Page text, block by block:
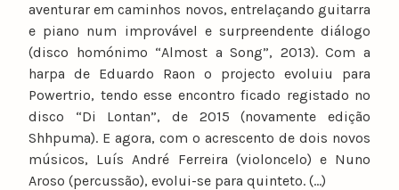
aventurar em caminhos novos, entrelaçando guitarra
e piano num improvável e surpreendente diálogo
(disco homónimo “Almost a Song”, 2013). Com a
harpa de Eduardo Raon o projecto evoluiu para
Powertrio, tendo esse encontro ficado registado no
disco “Di Lontan”, de 2015 (novamente edição
Shhpuma). E agora, com o acrescento de dois novos
músicos, Luís André Ferreira (violoncelo) e Nuno
Aroso (percussão), evolui-se para quinteto. (…)